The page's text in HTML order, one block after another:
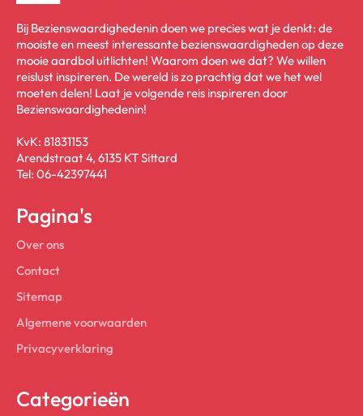
Bij Bezienswaardighedenin doen we precies wat je denkt: de
mooiste en meest interessante bezienswaardigheden op deze
mooie aardbol uitlichten! Waarom doen we dat? We willen
reislust inspireren. De wereld is zo prachtig dat we het wel
moeten delen! Laat je volgende reis inspireren door
Bezienswaardighedenin!
KvK: 81831153
Arendstraat 4, 6135 KT Sittard
Tel: 06-42397441
Pagina's
Over ons
Contact
Sitemap
Algemene voorwaarden
Privacyverklaring
Categorieën